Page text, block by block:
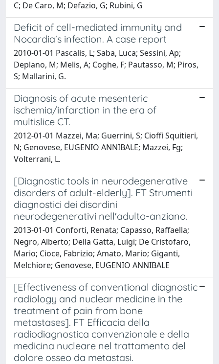
C; De Caro, M; Defazio, G; Rubini, G
Deficit of cell-mediated immunity and
Nocardia's infection. A case report
2010-01-01 Pascalis, L; Saba, Luca; Sessini, Ap;
Deplano, M; Melis, A; Coghe, F; Pautasso, M; Piros,
S; Mallarini, G.
Diagnosis of acute mesenteric
ischemia/infarction in the era of
multislice CT.
2012-01-01 Mazzei, Ma; Guerrini, S; Cioffi Squitieri,
N; Genovese, EUGENIO ANNIBALE; Mazzei, Fg;
Volterrani, L.
[Diagnostic tools in neurodegenerative
disorders of adult-elderly]. FT Strumenti
diagnostici dei disordini
neurodegenerativi nell'adulto-anziano.
2013-01-01 Conforti, Renata; Capasso, Raffaella;
Negro, Alberto; Della Gatta, Luigi; De Cristofaro,
Mario; Cioce, Fabrizio; Amato, Mario; Giganti,
Melchiore; Genovese, EUGENIO ANNIBALE
[Effectiveness of conventional diagnostic
radiology and nuclear medicine in the
treatment of pain from bone
metastases]. FT Efficacia della
radiodiagnostica convenzionale e della
medicina nucleare nel trattamento del
dolore osseo da metastasi.